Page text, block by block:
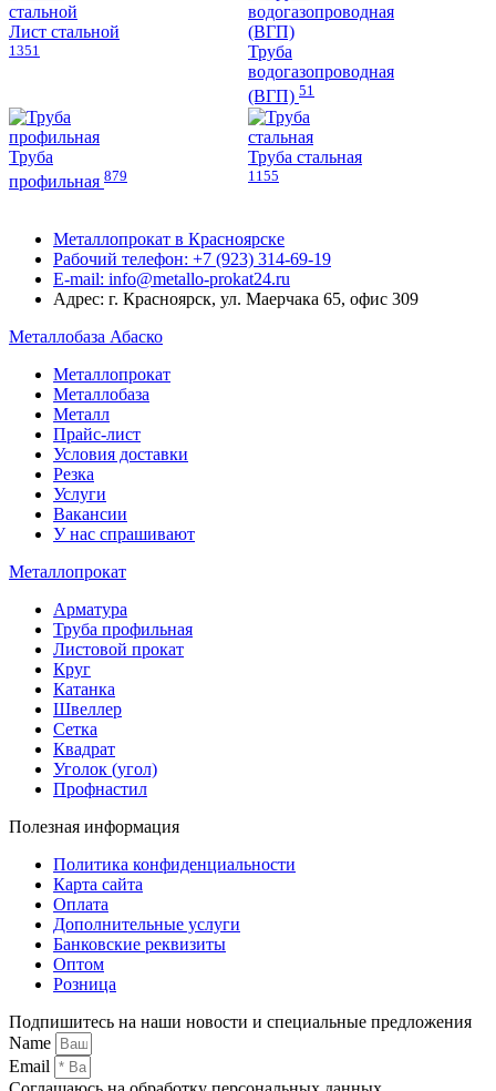
Лист стальной
1351
Труба
водогазопроводная
(ВГП) 51
Труба
профильная 879
Труба стальная
1155
Металлопрокат в Красноярске
Рабочий телефон: +7 (923) 314-69-19
E-mail: info@metallo-prokat24.ru
Адрес: г. Красноярск, ул. Маерчака 65, офис 309
Металлобаза Абаско
Металлопрокат
Металлобаза
Металл
Прайс-лист
Условия доставки
Резка
Услуги
Вакансии
У нас спрашивают
Металлопрокат
Арматура
Труба профильная
Листовой прокат
Круг
Катанка
Швеллер
Сетка
Квадрат
Уголок (угол)
Профнастил
Полезная информация
Политика конфиденциальности
Карта сайта
Оплата
Дополнительные услуги
Банковские реквизиты
Оптом
Розница
Подпишитесь на наши новости и специальные предложения
Name
Email